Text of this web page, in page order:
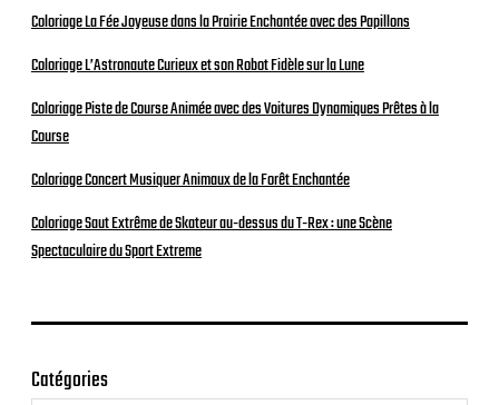
Coloriage La Fée Joyeuse dans la Prairie Enchantée avec des Papillons
Coloriage L’Astronaute Curieux et son Robot Fidèle sur la Lune
Coloriage Piste de Course Animée avec des Voitures Dynamiques Prêtes à la
Course
Coloriage Concert Musiquer Animaux de la Forêt Enchantée
Coloriage Saut Extrême de Skateur au-dessus du T-Rex : une Scène
Spectaculaire du Sport Extreme
Catégories